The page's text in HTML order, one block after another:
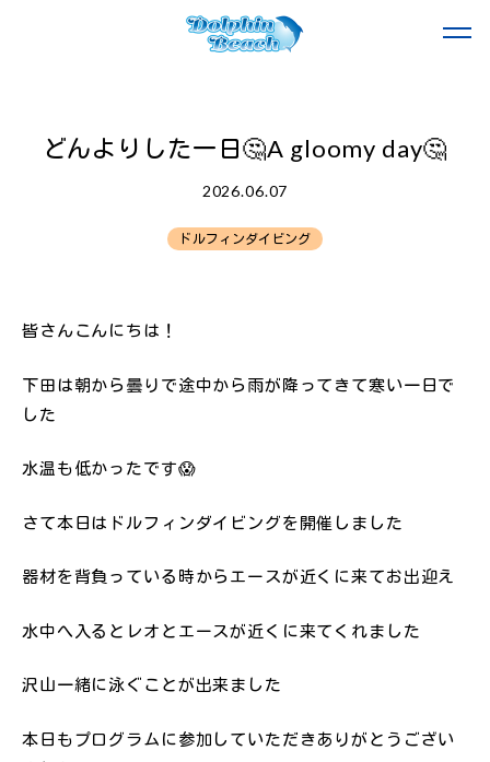
どんよりした一日🤔A gloomy day🤔
2026.06.07
ドルフィンダイビング
皆さんこんにちは！
下田は朝から曇りで途中から雨が降ってきて寒い一日で
した
水温も低かったです😱
さて本日はドルフィンダイビングを開催しました
器材を背負っている時からエースが近くに来てお出迎え
水中へ入るとレオとエースが近くに来てくれました
沢山一緒に泳ぐことが出来ました
本日もプログラムに参加していただきありがとうござい